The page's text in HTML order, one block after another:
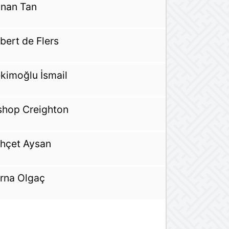
Tan
de Flers
İsmail
Creighton
Aysan
Olgaç